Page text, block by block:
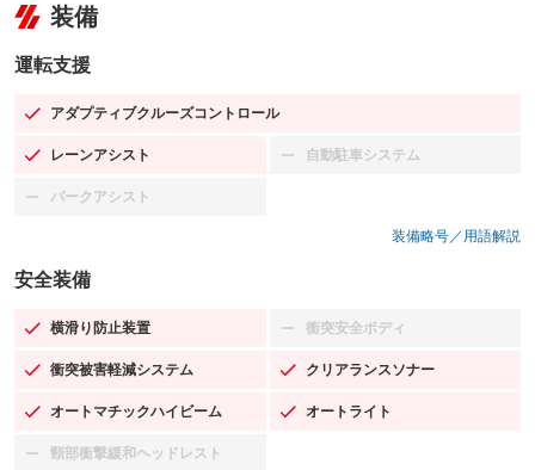
装備
運転支援
アダプティブクルーズコントロール
：装備あり
レーンアシスト
：装備あり 自動駐車システム
：装備なし
パークアシスト
：装備なし
装備略号／用語解説
安全装備
横滑り防止装置
：装備あり 衝突安全ボディ
：装備なし
衝突被害軽減システム
：装備あり クリアランスソナー
：装備あり
オートマチックハイビーム
：装備あり オートライト
：装備あり
頸部衝撃緩和ヘッドレスト
：装備なし